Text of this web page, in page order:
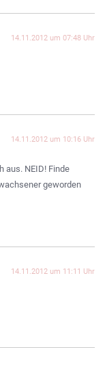
14.11.2012 um 07:48 Uhr
14.11.2012 um 10:16 Uhr
aus. NEID! Finde
geworden
14.11.2012 um 11:11 Uhr